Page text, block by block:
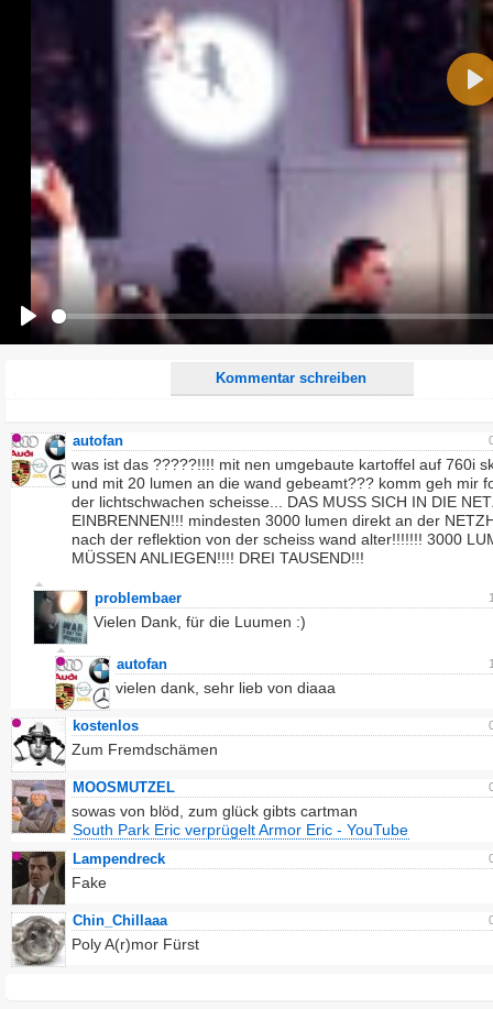
Kommentar schreiben
E-Mail-Adresse (optional):
Alle HTML-Tags außer <br>, <strike> und <i> werden aus Deinem Kommentar entfernt.
URLs werden automatisch umgewandelt. Bitte verwende "www." oder "http://" in URLs
Ich möchte eine E-Mail, wenn zu meinem Kommentar Antworten erscheinen.
Ich möchte eine E-Mail, wenn auf dieser Seite weitere Kommentare erscheinen.
autofan
was ist das ?????!!!! mit nen umgebaute kartoffel auf 760i
und mit 20 lumen an die wand gebeamt??? komm geh mir
der lichtschwachen scheisse... DAS MUSS SICH IN DIE
EINBRENNEN!!! mindesten 3000 lumen direkt an der
nach der reflektion von der scheiss wand alter!!!!!!! 3000
MÜSSEN ANLIEGEN!!!! DREI TAUSEND!!!
problembaer
Vielen Dank, für die Luumen :)
autofan
vielen dank, sehr lieb von diaaa
kostenlos
Zum Fremdschämen
MOOSMUTZEL
sowas von blöd, zum glück gibts cartman
South Park Eric verprügelt Armor Eric - YouTube
Lampendreck
Fake
Chin_Chillaaa
Poly A(r)mor Fürst